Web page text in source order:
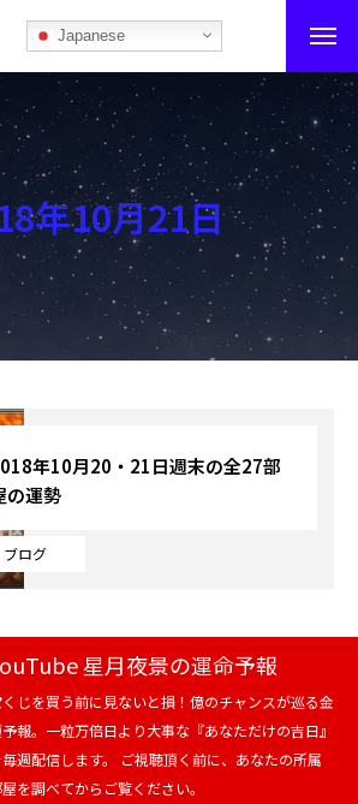
Japanese
そう！
ー
年10月21日
ブログ
年10月20・21日週末の全27部
の運勢
星月夜景の運命予報
くじを買う前に見ないと損！億のチャンスが巡る金
報。一粒万倍日より大事な『あなただけの吉日』
毎週配信します。 ご視聴頂く前に、あなたの所属
を調べてからご覧ください。